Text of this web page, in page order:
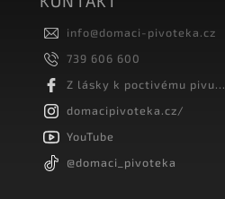
info@domaci-pivoteka.cz
739 606 600
Z lásky k poctivému pivu...
domacipivoteka.cz/
YouTube
@domaci_pivoteka